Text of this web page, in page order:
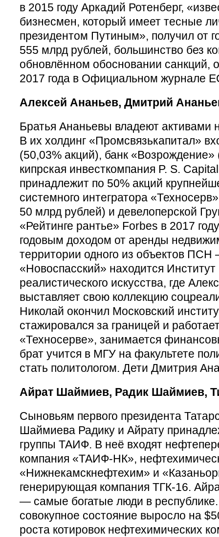
в 2015 году Аркадий Ротенберг,
бизнесмен, который имеет тесные
президентом Путиным», получил от
555 млрд рублей, большинство без
обновлённом обосновании санкций,
2017 года в Официальном журнале
Алексей Ананьев, Дмитрий
Братья Ананьевы владеют активами
В их холдинг «Промсвязькапитал»
(50,03% акций), банк «Возрождение»
кипрская инвесткомпания P. S.
принадлежит по 50% акций
системного интегратора
50 млрд рублей) и девелоперской
«Рейтинге рантье» Forbes в 2017
годовым доходом от аренды
территории одного из объектов ПСН
«Новоспасский» находится Институт
реалистического искусства, где
выставляет свою коллекцию
Николай окончил Московский
стажировался за границей и
«Техносерве», занимается
брат учится в МГУ на факультете
стать политологом. Дети Дмитрия
Айрат Шаймиев, Радик Шаймиев,
Сыновьям первого президента
Шаймиева Радику и Айрату
группы ТАИФ. В неё входят
компания «ТАИФ-НК»,
«Нижнекамскнефтехим» и
генерирующая компания ТГК-16.
— самые богатые люди в республике.
совокупное состояние выросло на
роста котировок нефтехимических